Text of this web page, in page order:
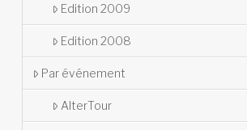
Edition 2009
Edition 2008
Par événement
AlterTour